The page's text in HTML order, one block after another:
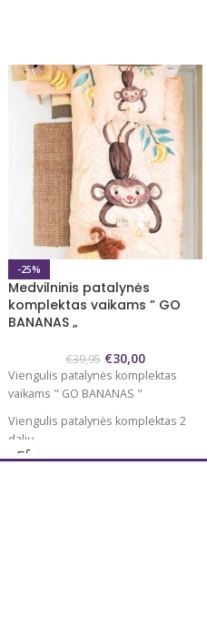
-25%
Medvilninis patalynės
komplektas vaikams ” GO
BANANAS „
€39,95 €30,00
Viengulis patalynės komplektas
vaikams " GO BANANAS "
Viengulis patalynės komplektas 2
dalių
Užvalkalas antklodei 140x200/220